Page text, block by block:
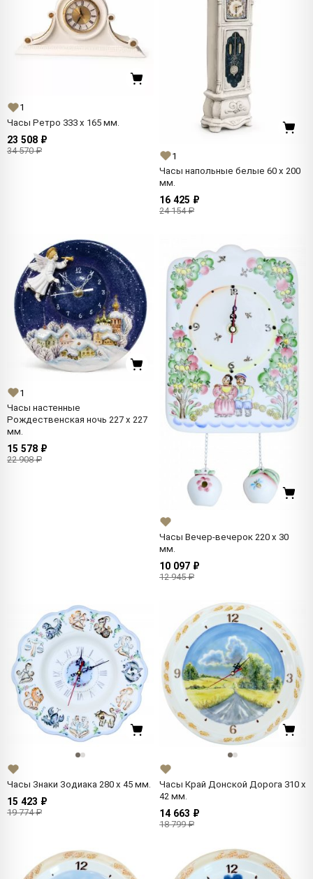
1
Часы Ретро 333 x 165 мм.
23 508 ₽
34 570 ₽
1
Часы напольные белые 60 x 200
мм.
16 425 ₽
24 154 ₽
1
Часы настенные
Рождественская ночь 227 x 227
мм.
15 578 ₽
22 908 ₽
Часы Вечер-вечерок 220 x 30
мм.
10 097 ₽
12 945 ₽
Часы Знаки Зодиака 280 x 45 мм.
15 423 ₽
19 774 ₽
Часы Край Донской Дорога 310 x
42 мм.
14 663 ₽
18 799 ₽